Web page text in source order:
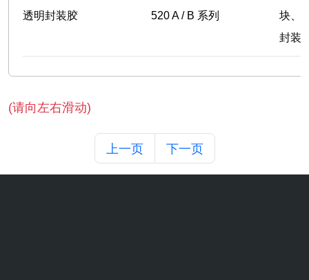
透明封装胶 520 A / B 系列
块、
封装
(请向左右滑动)
上一页 下一页